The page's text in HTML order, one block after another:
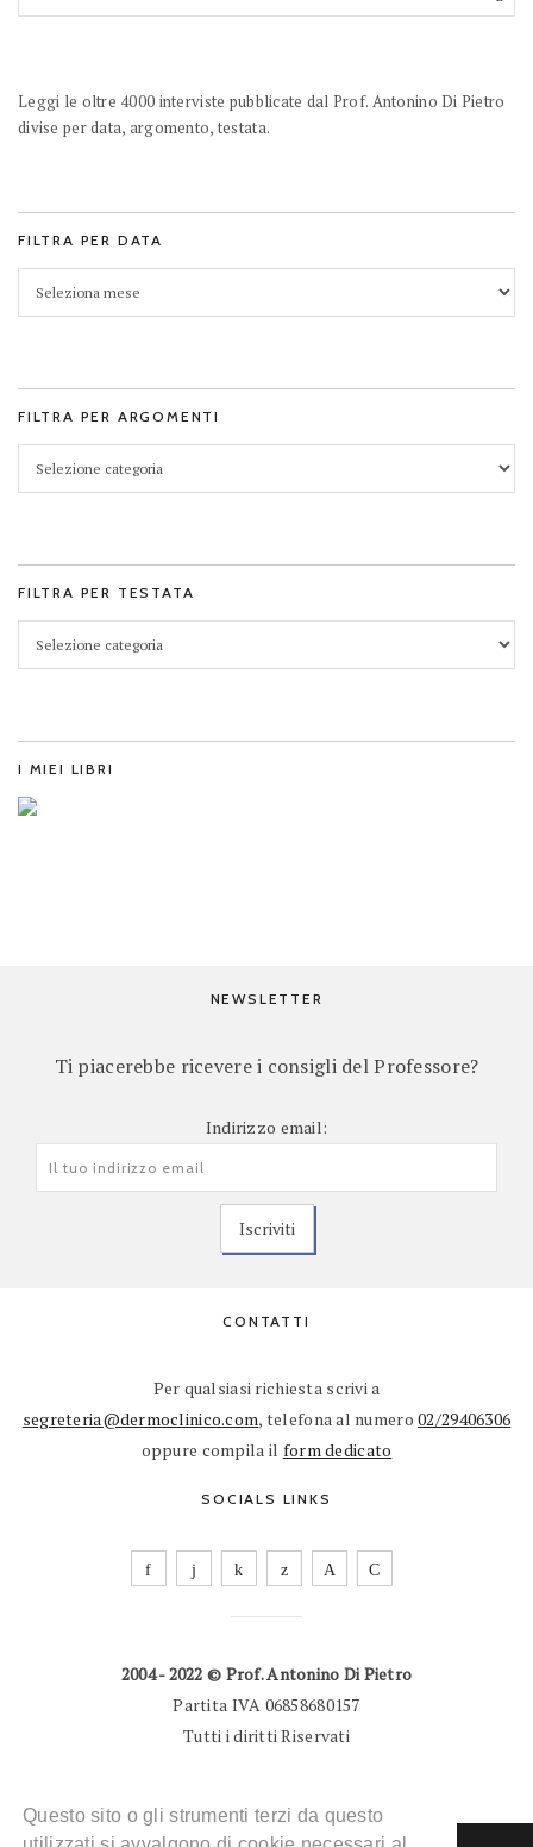
Questo sito o gli strumenti terzi da questo
Leggi le oltre 4000 interviste pubblicate dal Prof. Antonino Di Pietro
divise per data, argomento, testata.
FILTRA PER DATA
FILTRA PER ARGOMENTI
FILTRA PER TESTATA
I MIEI LIBRI
NEWSLETTER
Ti piacerebbe ricevere i consigli del Professore?
Indirizzo email:
CONTATTI
Per qualsiasi richiesta scrivi a
segreteria@dermoclinico.com, telefona al numero02/29406306
oppure compila il form dedicato
SOCIALS LINKS
2004 - 2022 © Prof. Antonino Di Pietro
Partita IVA 06858680157
Tutti i diritti Riservati